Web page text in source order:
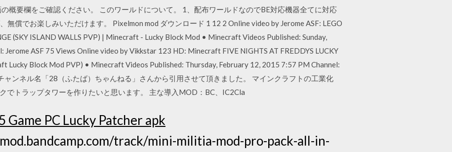
概要欄をご確認ください。 このワールドについて。 1、配布ワールドなのでBE対応機器全てに対応
無償でお楽しみいただけます。 Pixelmon mod ダウンロード 1 12 2 Online video by Jerome ASF: LEGO
(SKY ISLAND WALLS PVP) | Minecraft - Lucky Block Mod • Minecraft Videos Published: Sunday,
Jerome ASF 75 Views Online video by Vikkstar 123 HD: Minecraft FIVE NIGHTS AT FREDDYS LUCKY
Lucky Block Mod PVP) • Minecraft Videos Published: Thursday, February 12, 2015 7:57 PM Channel:
ンネル名「28（ふたば）ちゃんねる」さんから引用させて頂きました。 マインクラフトの工業化
でトラップタワーを作りたいと思います。 主な導入MOD：BC、IC2Cla
Game PC Lucky Patcher apk
track/mini-militia-mod-pro-pack-all-in-